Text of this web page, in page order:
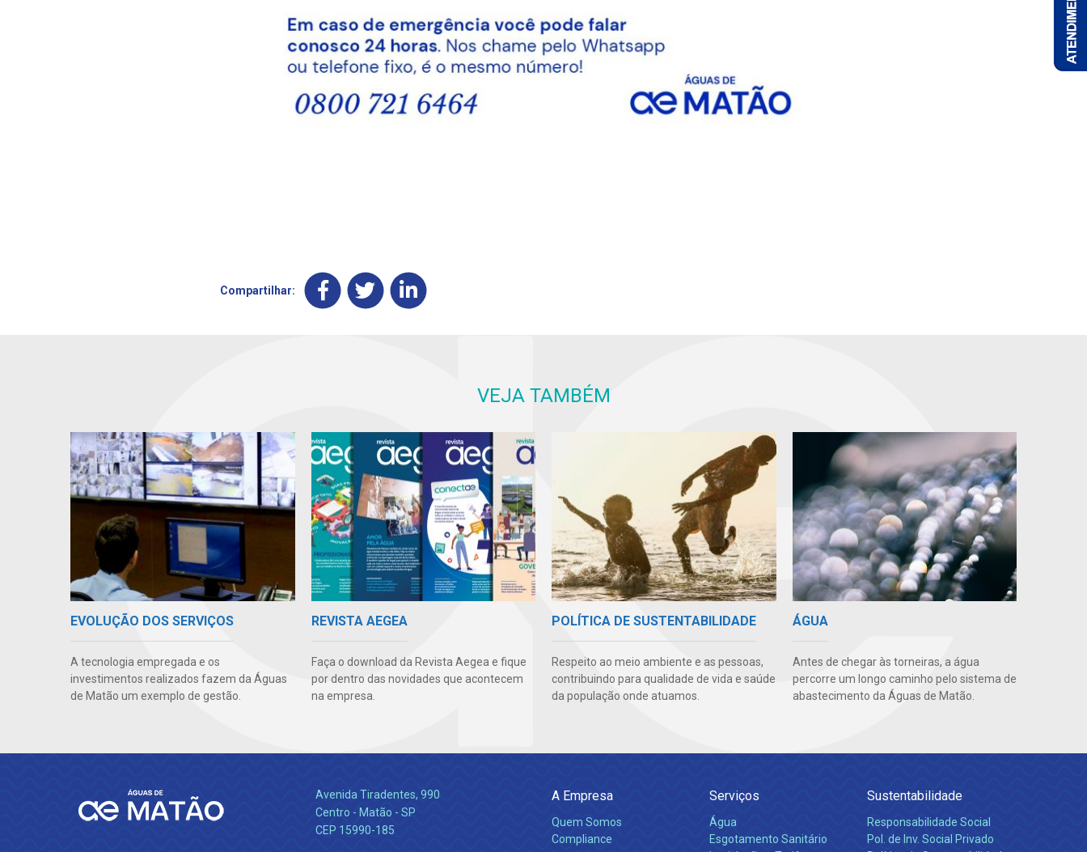
Compartilhar:
VEJA TAMBÉM
EVOLUÇÃO DOS SERVIÇOS
A tecnologia empregada e os
investimentos realizados fazem da Águas
de Matão um exemplo de gestão.
REVISTA AEGEA
Faça o download da Revista Aegea e fique
por dentro das novidades que acontecem
na empresa.
POLÍTICA DE SUSTENTABILIDADE
Respeito ao meio ambiente e as pessoas,
contribuindo para qualidade de vida e saúde
da população onde atuamos.
ÁGUA
Antes de chegar às torneiras, a água
percorre um longo caminho pelo sistema de
abastecimento da Águas de Matão.
Avenida Tiradentes, 990
Centro - Matão - SP
CEP 15990-185
A Empresa
Quem Somos
Compliance
Serviços
Água
Esgotamento Sanitário
Sustentabilidade
Responsabilidade Social
Pol. de Inv. Social Privado